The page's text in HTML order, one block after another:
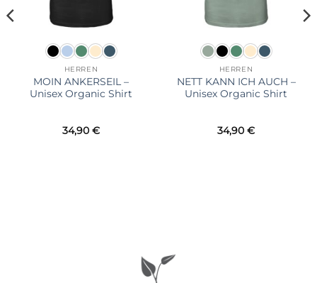
HERREN
MOIN ANKERSEIL –
Unisex Organic Shirt
34,90 €
HERREN
NETT KANN ICH AUCH –
Unisex Organic Shirt
34,90 €